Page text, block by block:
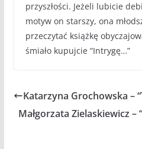
przyszłości. Jeżeli lubicie
motyw on starszy, ona
przeczytać książkę
śmiało kupujcie “Intrygę…”
Katarzyna Grochowska –
Małgorzata Zielaskiewicz –